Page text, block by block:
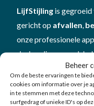
Beheer
Om de beste ervaringen te
cookies om informatie over je
in te stemmen met deze
surfgedrag of unieke ID's op
LijfStijlingis gegroeid
gericht op afvallen
onze professionele
deskundige aanpak
om beter in hun vel te
eenvitamine- en
hoe je inbalansbent